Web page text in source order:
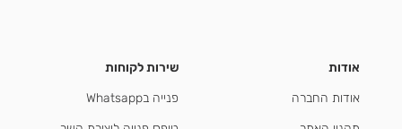
אודות
אודות החברה
שירות לקוחות
פנייה בWhatsapp